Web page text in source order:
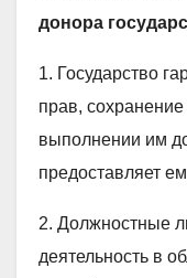
донора
1. Государство
прав,
выполнении им
предоставляет
2. Должностные
деятельность в